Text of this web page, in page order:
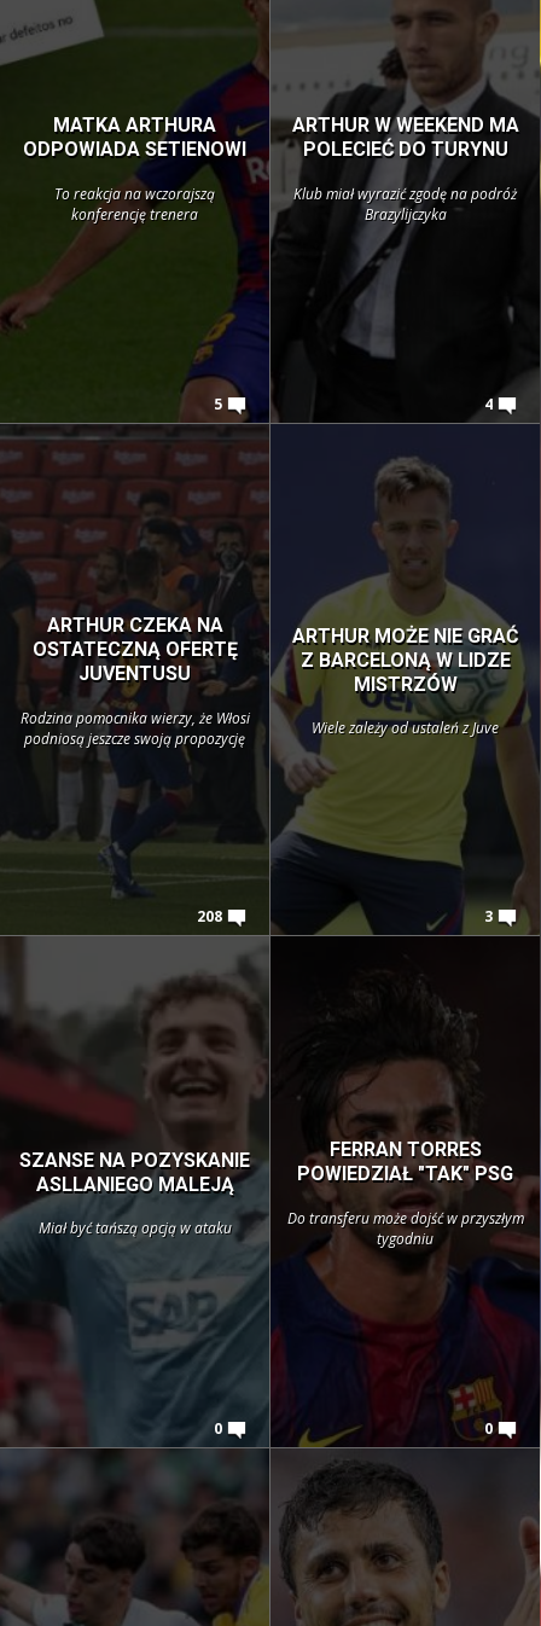
MATKA ARTHURA
ODPOWIADA SETIENOWI
To reakcja na wczorajszą
konferencję trenera
5
ARTHUR W WEEKEND MA
POLECIEĆ DO TURYNU
Klub miał wyrazić zgodę na podróż
Brazylijczyka
4
ARTHUR CZEKA NA
OSTATECZNĄ OFERTĘ
JUVENTUSU
Rodzina pomocnika wierzy, że Włosi
podniosą jeszcze swoją propozycję
208
ARTHUR MOŻE NIE GRAĆ
Z BARCELONĄ W LIDZE
MISTRZÓW
Wiele zależy od ustaleń z Juve
3
SZANSE NA POZYSKANIE
ASLLANIEGO MALEJĄ
Miał być tańszą opcją w ataku
0
FERRAN TORRES
POWIEDZIAŁ "TAK" PSG
Do transferu może dojść w przyszłym
tygodniu
0